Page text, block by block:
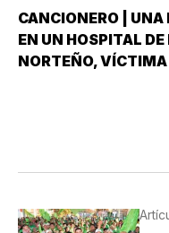
CANCIONERO |
EN UN HOSPITAL
NORTEÑO, VÍCTIMA